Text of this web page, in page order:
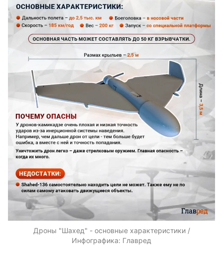
Дроны "Шахед" - основные характеристики /
Инфографика: Главред